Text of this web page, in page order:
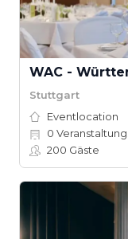
WAC -
Stuttgart
Eventlocation
0
200 Gäste